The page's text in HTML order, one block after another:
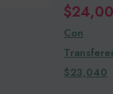
$
Con
$23,040